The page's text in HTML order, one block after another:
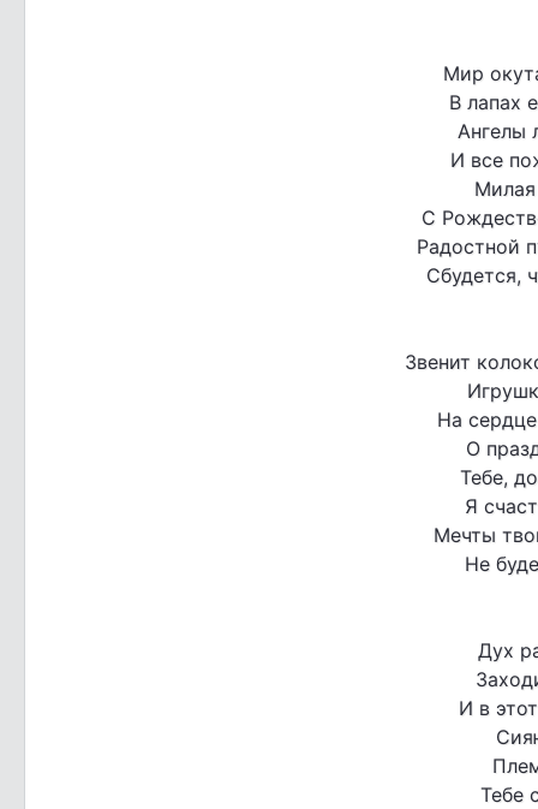
Мир
В лапах
Ангелы
И все
С
Радостной
Сбудется,
Звенит
На
О
Тебе,
Я
Мечты
Не
Дух
И в
Тебе